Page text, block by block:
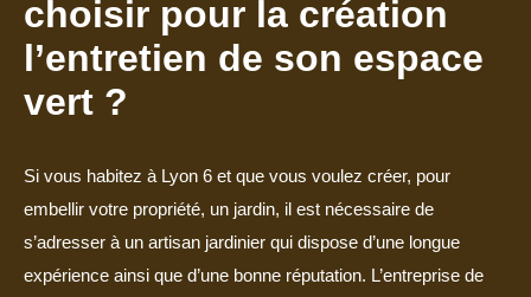
choisir pour la création
l’entretien de son espace
vert ?
Si vous habitez à Lyon 6 et que vous voulez créer, pour
embellir votre propriété, un jardin, il est nécessaire de
s’adresser à un artisan jardinier qui dispose d’une longue
expérience ainsi que d’une bonne réputation. L’entreprise de